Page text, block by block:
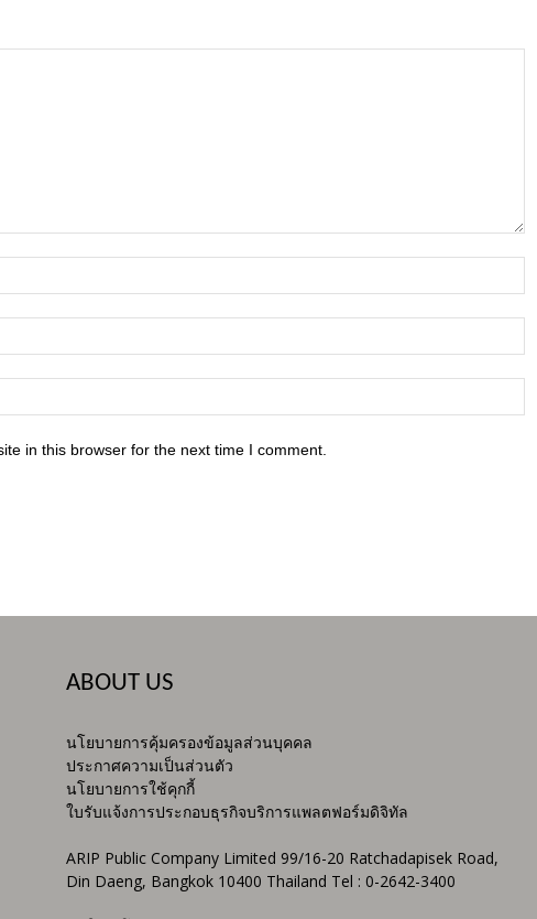
in this browser for the next time I comment.
ABOUT US
นโยบายการคุ้มครองข้อมูลส่วนบุคคล
ประกาศความเป็นส่วนตัว
นโยบายการใช้คุกกี้
ใบรับแจ้งการประกอบธุรกิจบริการแพลตฟอร์มดิจิทัล
ARIP Public Company Limited 99/16-20 Ratchadapisek Road,
Din Daeng, Bangkok 10400 Thailand Tel : 0-2642-3400